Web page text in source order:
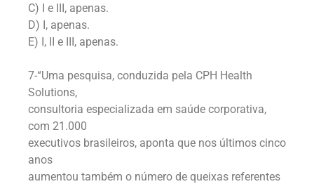
C) I e III, apenas.
D) I, apenas.
E) I, II e III, apenas.
7-“Uma pesquisa, conduzida pela CPH Health
Solutions,
consultoria especializada em saúde corporativa,
com 21.000
executivos brasileiros, aponta que nos últimos cinco
anos
aumentou também o número de queixas referentes